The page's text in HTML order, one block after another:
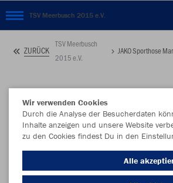
TSV Meerbusch 2015 e.V.
ZURÜCK
TSV Meerbusch
2015 e.V.
JAKO Sporthose
Wir verwenden Cookies
Durch die Analyse der Besucherdaten
Inhalte anzeigen und unsere Website
zu den Cookies findest Du in den
Alle